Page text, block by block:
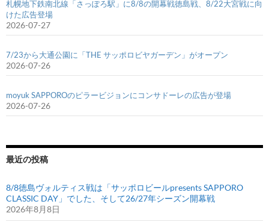
札幌地下鉄南北線「さっぽろ駅」に8/8の開幕戦徳島戦、8/22大宮戦に向
けた広告登場
2026-07-27
7/23から大通公園に「THE サッポロビヤガーデン」がオープン
2026-07-26
moyuk SAPPOROのピラービジョンにコンサドーレの広告が登場
2026-07-26
最近の投稿
8/8徳島ヴォルティス戦は「サッポロビールpresents SAPPORO
CLASSIC DAY」でした、そして26/27年シーズン開幕戦
2026年8月8日